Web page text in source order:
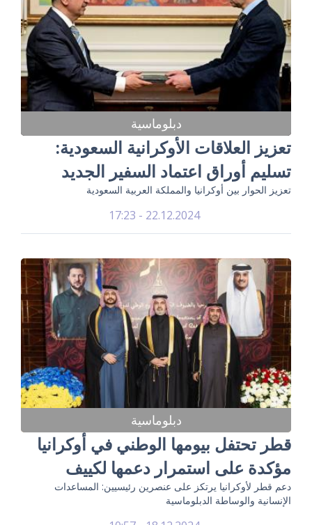
دبلوماسية
تعزيز العلاقات الأوكرانية السعودية:
تسليم أوراق اعتماد السفير الجديد
تعزيز الحوار بين أوكرانيا والمملكة العربية السعودية
22.12.2024 - 17:23
دبلوماسية
قطر تحتفل بيومها الوطني في أوكرانيا
مؤكدة على استمرار دعمها لكييف
دعم قطر لأوكرانيا يرتكز على عنصرين رئيسيين: المساعدات
الإنسانية والوساطة الدبلوماسية